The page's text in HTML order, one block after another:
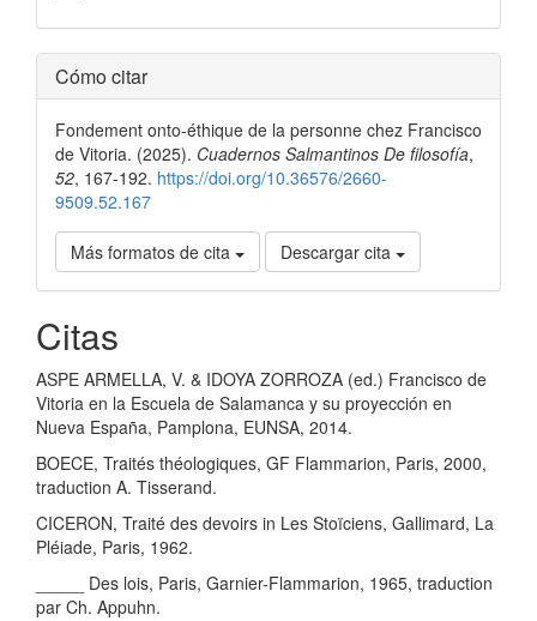
Detalles
del
artículo
Cómo citar
Fondement onto-éthique de la personne chez Francisco
de Vitoria. (2025). Cuadernos Salmantinos De filosofía,
52, 167-192. https://doi.org/10.36576/2660-
9509.52.167
Más formatos de cita Descargar cita
Citas
ASPE ARMELLA, V. & IDOYA ZORROZA (ed.) Francisco de
Vitoria en la Escuela de Salamanca y su proyección en
Nueva España, Pamplona, EUNSA, 2014.
BOECE, Traités théologiques, GF Flammarion, Paris, 2000,
traduction A. Tisserand.
CICERON, Traité des devoirs in Les Stoïciens, Gallimard, La
Pléiade, Paris, 1962.
_____ Des lois, Paris, Garnier-Flammarion, 1965, traduction
par Ch. Appuhn.